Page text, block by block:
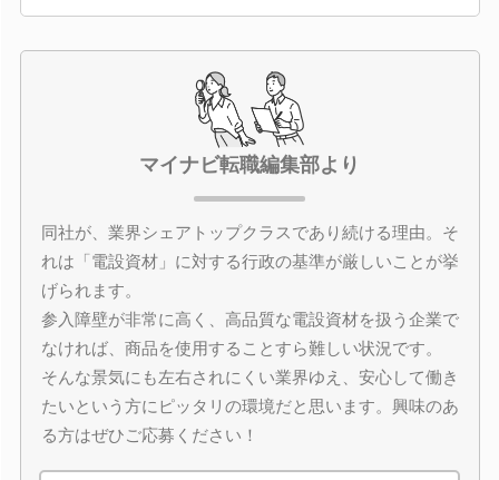
マイナビ転職編集部より
同社が、業界シェアトップクラスであり続ける理由。そ
れは「電設資材」に対する行政の基準が厳しいことが挙
げられます。
参入障壁が非常に高く、高品質な電設資材を扱う企業で
なければ、商品を使用することすら難しい状況です。
そんな景気にも左右されにくい業界ゆえ、安心して働き
たいという方にピッタリの環境だと思います。興味のあ
る方はぜひご応募ください！